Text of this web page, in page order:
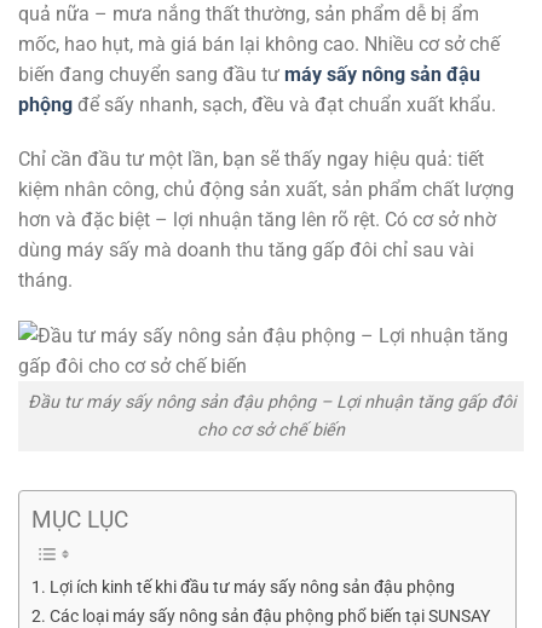
quả nữa – mưa nắng thất thường, sản phẩm dễ bị ẩm
mốc, hao hụt, mà giá bán lại không cao. Nhiều cơ sở chế
biến đang chuyển sang đầu tư máy sấy nông sản đậu
phộng để sấy nhanh, sạch, đều và đạt chuẩn xuất khẩu.
Chỉ cần đầu tư một lần, bạn sẽ thấy ngay hiệu quả: tiết
kiệm nhân công, chủ động sản xuất, sản phẩm chất lượng
hơn và đặc biệt – lợi nhuận tăng lên rõ rệt. Có cơ sở nhờ
dùng máy sấy mà doanh thu tăng gấp đôi chỉ sau vài
tháng.
Đầu tư máy sấy nông sản đậu phộng – Lợi nhuận tăng gấp đôi
cho cơ sở chế biến
MỤC LỤC
Lợi ích kinh tế khi đầu tư máy sấy nông sản đậu phộng
Các loại máy sấy nông sản đậu phộng phổ biến tại SUNSAY